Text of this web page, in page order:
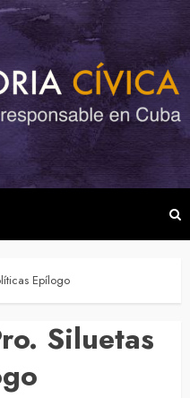
Epílogo
Siluetas